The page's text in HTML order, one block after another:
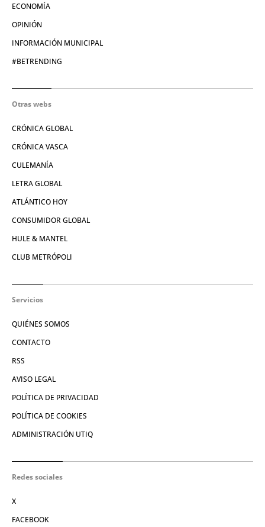
ECONOMÍA
OPINIÓN
INFORMACIÓN MUNICIPAL
#BETRENDING
Otras webs
CRÓNICA GLOBAL
CRÓNICA VASCA
CULEMANÍA
LETRA GLOBAL
ATLÁNTICO HOY
CONSUMIDOR GLOBAL
HULE & MANTEL
CLUB METRÓPOLI
Servicios
QUIÉNES SOMOS
CONTACTO
RSS
AVISO LEGAL
POLÍTICA DE PRIVACIDAD
POLÍTICA DE COOKIES
ADMINISTRACIÓN UTIQ
Redes sociales
X
FACEBOOK